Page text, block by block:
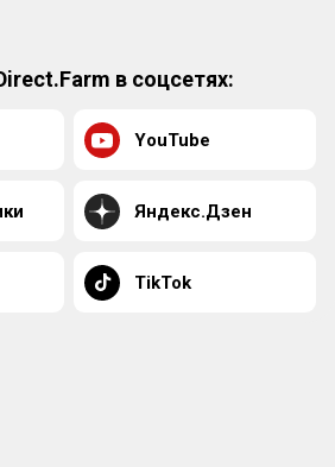
в соцсетях:
YouTube
Яндекс.Дзен
TikTok